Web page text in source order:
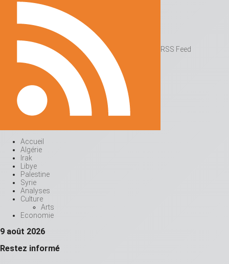
RSS Feed
Accueil
Algérie
Irak
Libye
Palestine
Syrie
Analyses
Culture
Arts
Economie
9 août 2026
Restez informé